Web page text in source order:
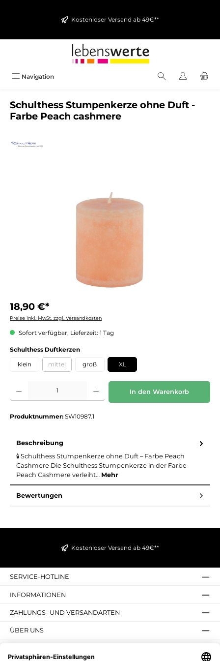
Kostenloser Versand ab 49€**
Navigation
Schulthess Stumpenkerze ohne Duft -
Farbe Peach cashmere
18,90 €*
Preise inkl. MwSt. zzgl. Versandkosten
Sofort verfügbar, Lieferzeit: 1 Tag
Schulthess Duftkerzenauswählen
klein mittel(Diese Option ist zurzeit nicht verfügbar.)
groß XL
Produkt Anzahl: Gib den gewünschten Wert ein oder benutze die Schaltflächen um
In den Warenkorb
Produktnummer: SW10987.1
Beschreibung
🕯️ Schulthess Stumpenkerze ohne Duft – Farbe Peach
Cashmere Die Schulthess Stumpenkerze in der Farbe
Peach Cashmere verleiht… Mehr
Bewertungen
Kostenloser Versand ab 49€**
SERVICE-HOTLINE
INFORMATIONEN
ZAHLUNGS- UND VERSANDARTEN
ÜBER UNS